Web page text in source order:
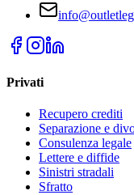
Privati
Recupero crediti
Separazione e
Consulenza legale
Lettere e diffide
Sinistri stradali
Sfratto